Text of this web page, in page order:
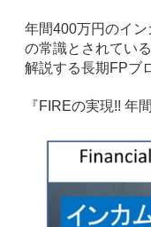
年間400万円のイ
の常識とされてい
解説する長期FPブ
『FIREの実現!! 年